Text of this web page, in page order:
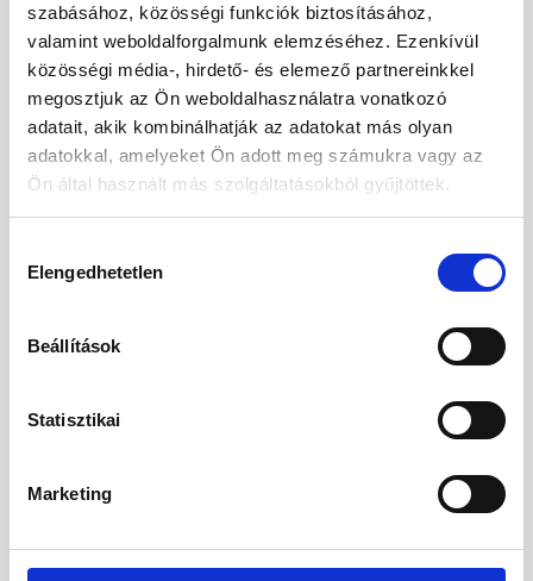
szabásához, közösségi funkciók biztosításához,
valamint weboldalforgalmunk elemzéséhez. Ezenkívül
közösségi média-, hirdető- és elemező partnereinkkel
megosztjuk az Ön weboldalhasználatra vonatkozó
adatait, akik kombinálhatják az adatokat más olyan
adatokkal, amelyeket Ön adott meg számukra vagy az
Ön által használt más szolgáltatásokból gyűjtöttek.
kiválasztása
Elengedhetetlen
Beállítások
Statisztikai
Marketing